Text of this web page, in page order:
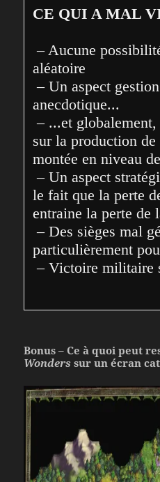
CE QUI A MAL
– Aucune possibilité de jouer une carte
aléatoire
– Un aspect gestion assez
anecdotique...
– ...et globalement, le jeu repose trop
sur la production
montée en niveau
– Un aspect stratégique mis à mal par
le fait que la perte
entraine la perte de
– Des sièges mal gérés,
particulièrement
– Victoire militaire
Bonus – Ce à quoi peut
Wonders sur un écran